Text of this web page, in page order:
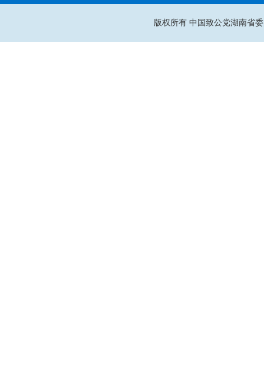
版权所有 中国致公党湖南省